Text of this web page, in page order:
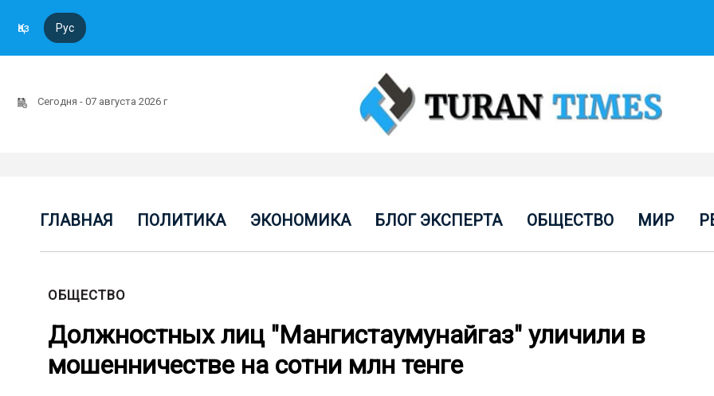
Қаз Рус
Сегодня - 07 августа 2026 г
ГЛАВНАЯ ПОЛИТИКА ЭКОНОМИКА БЛОГ ЭКСПЕРТА ОБЩЕСТВО МИР
ОБЩЕСТВО
Должностных лиц "Мангистаумунайгаз" уличили в
мошенничестве на сотни млн тенге